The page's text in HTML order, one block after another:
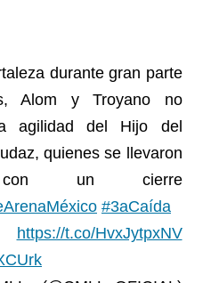
durante gran parte
Alom y Troyano no
agilidad del Hijo del
quienes se llevaron
un cierre
#3aCaída
https://t.co/HvxJytpxNV